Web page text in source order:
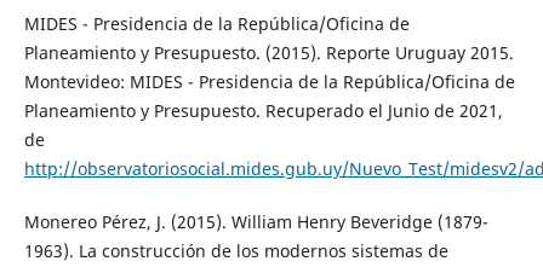
MIDES - Presidencia de la República/Oficina de
Planeamiento y Presupuesto. (2015). Reporte Uruguay 2015.
Montevideo: MIDES - Presidencia de la República/Oficina de
Planeamiento y Presupuesto. Recuperado el Junio de 2021,
de
http://observatoriosocial.mides.gub.uy/Nuevo_Test/midesv2/
Monereo Pérez, J. (2015). William Henry Beveridge (1879-
1963). La construcción de los modernos sistemas de